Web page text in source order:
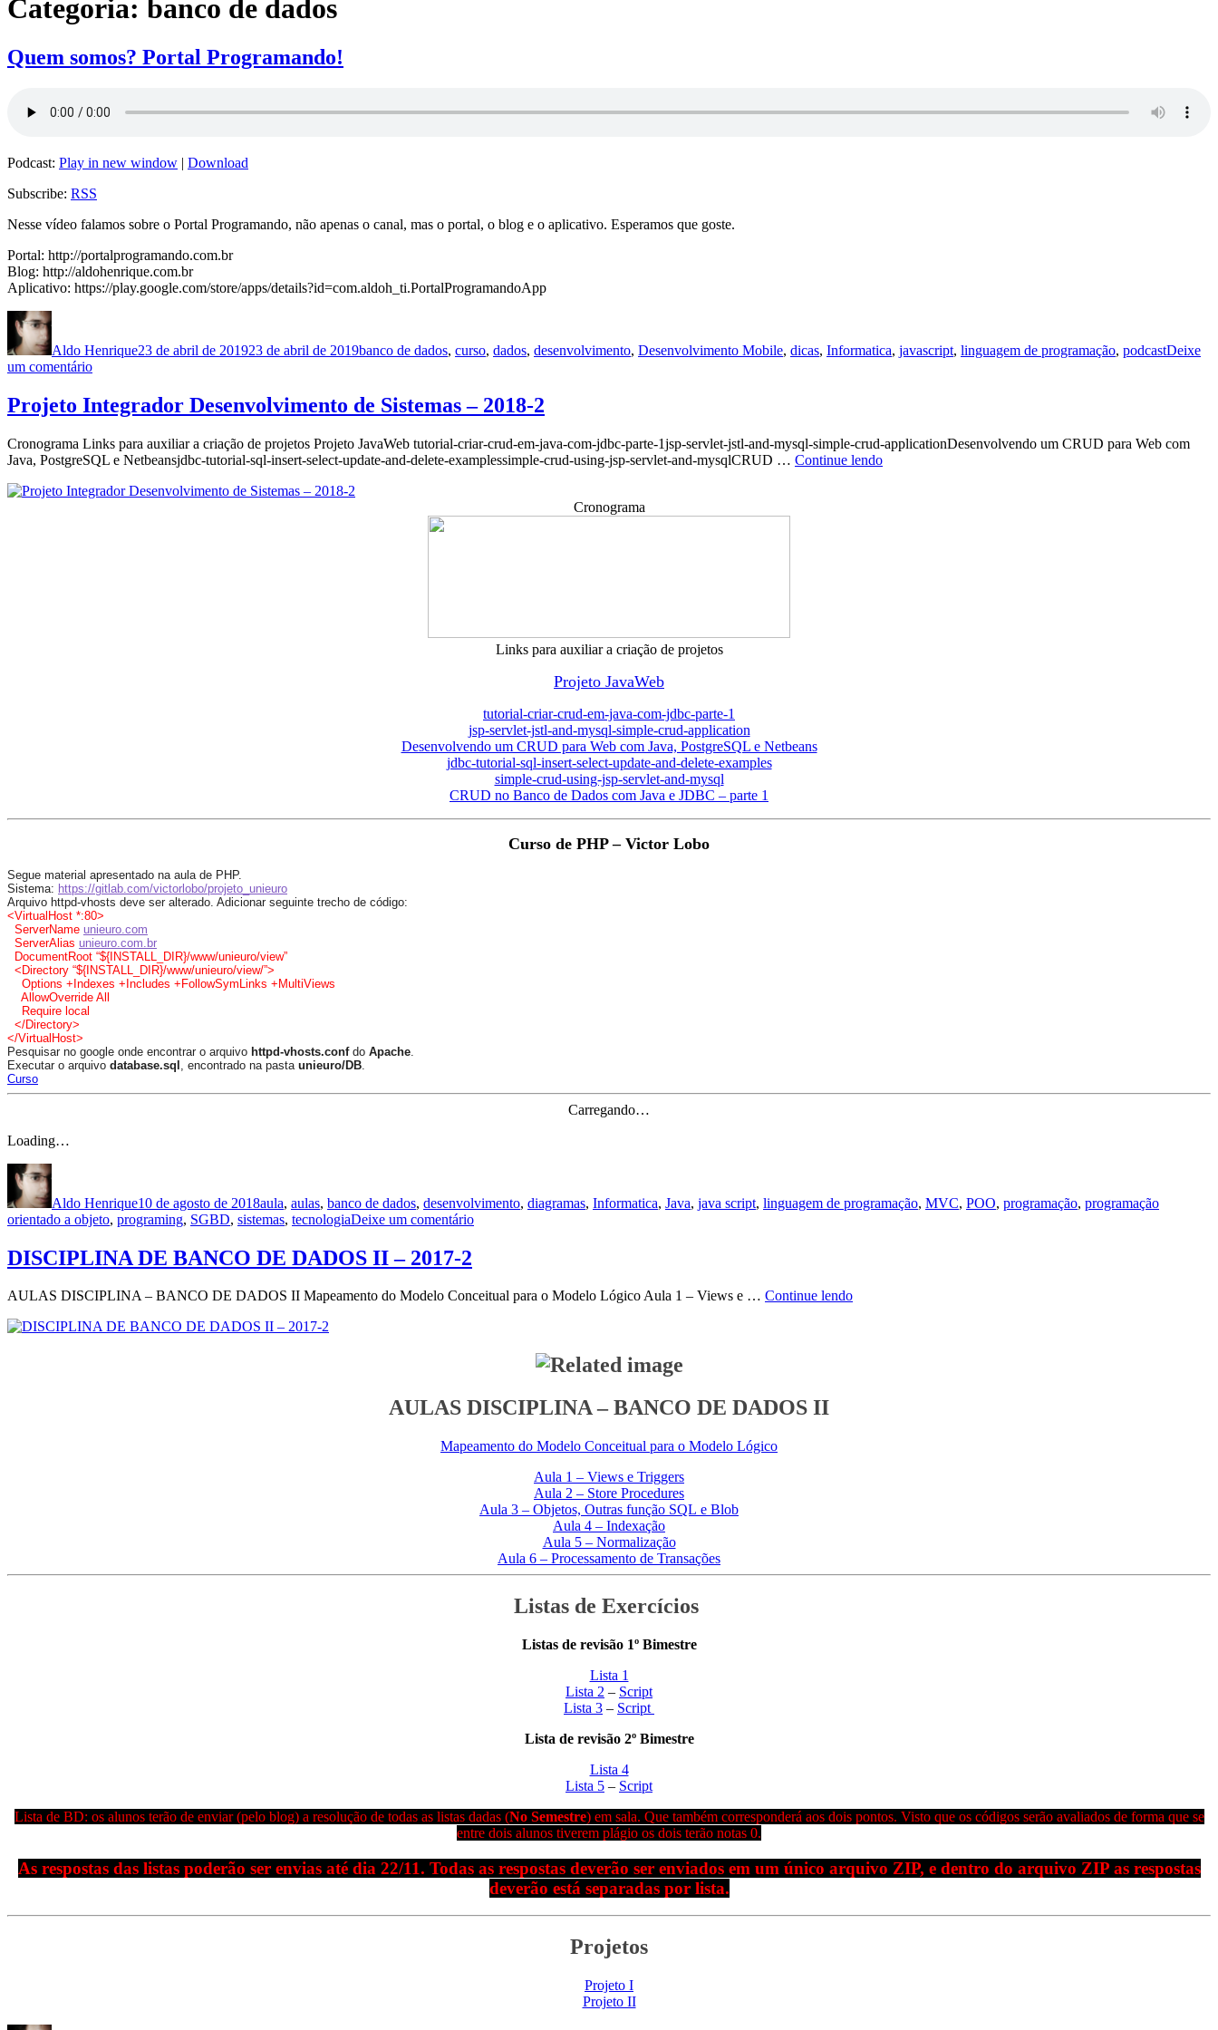
Categoria: banco de dados
Quem somos? Portal Programando!
Podcast: Play in new window | Download
Subscribe: RSS
Nesse vídeo falamos sobre o Portal Programando, não apenas o canal, mas o portal, o blog e o aplicativo. Esperamos que goste.
Portal: http://portalprogramando.com.br
Blog: http://aldohenrique.com.br
Aplicativo: https://play.google.com/store/apps/details?id=com.aldoh_ti.PortalProgramandoApp
Autor
Aldo Henrique23 de abril de 201923 de abril de 2019banco de dados, curso, dados, desenvolvimento, Desenvolvimento Mobile, dicas, Informatica, javascript, linguagem de programação, podcastDeixe
um comentárioem
somos?
Portal
Projeto Integrador Desenvolvimento de Sistemas – 2018-2
Cronograma Links para auxiliar a criação de projetos Projeto JavaWeb tutorial-criar-crud-em-java-com-jdbc-parte-1jsp-servlet-jstl-and-mysql-simple-crud-applicationDesenvolvendo um CRUD para Web com
Java, PostgreSQL e Netbeansjdbc-tutorial-sql-insert-select-update-and-delete-examplessimple-crud-using-jsp-servlet-and-mysqlCRUD … Continue lendo“Projeto
Cronograma
Links para auxiliar a criação de projetos
Projeto JavaWeb
tutorial-criar-crud-em-java-com-jdbc-parte-1
jsp-servlet-jstl-and-mysql-simple-crud-application
Desenvolvendo um CRUD para Web com Java, PostgreSQL e Netbeans
jdbc-tutorial-sql-insert-select-update-and-delete-examples
simple-crud-using-jsp-servlet-and-mysql
CRUD no Banco de Dados com Java e JDBC – parte 1
Curso de PHP – Victor Lobo
Segue material apresentado na aula de PHP.
Sistema: https://gitlab.com/victorlobo/projeto_unieuro
Arquivo httpd-vhosts deve ser alterado. Adicionar seguinte trecho de código:
<VirtualHost *:80>
ServerName unieuro.com
ServerAlias unieuro.com.br
DocumentRoot “${INSTALL_DIR}/www/unieuro/view”
<Directory “${INSTALL_DIR}/www/unieuro/view/”>
Options +Indexes +Includes +FollowSymLinks +MultiViews
AllowOverride All
Require local
</Directory>
</VirtualHost>
Pesquisar no google onde encontrar o arquivo httpd-vhosts.conf do Apache
Executar o arquivo database.sql , encontrado na pasta unieuro/DB
Curso
Carregando…
Loading…
Autor
Aldo Henrique10 de agosto de 2018aula, aulas, banco de dados, desenvolvimento, diagramas, Informatica, Java, java script, linguagem de programação, MVC, POO, programação, programação
orientado a objeto, programing, SGBD, sistemas, tecnologiaDeixe um comentárioem
Sistemas
DISCIPLINA DE BANCO DE DADOS II – 2017-2
AULAS DISCIPLINA – BANCO DE DADOS II Mapeamento do Modelo Conceitual para o Modelo Lógico Aula 1 – Views e … Continue lendo“DISCIPLINA
AULAS DISCIPLINA – BANCO DE DADOS II
Mapeamento do Modelo Conceitual para o Modelo Lógico
Aula 1 – Views e Triggers
Aula 2 – Store Procedures
Aula 3 – Objetos, Outras função SQL e Blob
Aula 4 – Indexação
Aula 5 – Normalização
Aula 6 – Processamento de Transações
Listas de Exercícios
Listas de revisão 1º Bimestre
Lista 1
Lista 2 – Script
Lista 3 – Script
Lista de revisão 2º Bimestre
Lista 4
Lista 5 – Script
Lista de BD: os alunos terão de enviar (pelo blog) a resolução de todas as listas dadas (No Semestre) em sala. Que também corresponderá aos dois pontos. Visto que os códigos serão avaliados de forma que se
entre dois alunos tiverem plágio os dois terão notas 0.
As respostas das listas poderão ser envias até dia 22/11. Todas as respostas deverão ser enviados em um único arquivo ZIP, e dentro do arquivo ZIP as respostas
deverão está separadas por lista.
Projetos
Projeto I
Projeto II